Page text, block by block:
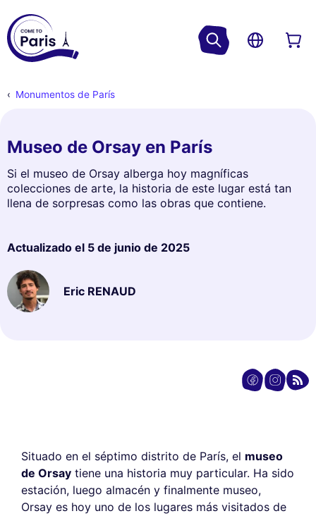
Monumentos de París
Museo de Orsay en París
Si el museo de Orsay alberga hoy magníficas
colecciones de arte, la historia de este lugar está tan
llena de sorpresas como las obras que contiene.
Actualizado el 5 de junio de 2025
Eric RENAUD
Situado en el séptimo distrito de París, el museo
de Orsay tiene una historia muy particular. Ha sido
estación, luego almacén y finalmente museo,
Orsay es hoy uno de los lugares más visitados de